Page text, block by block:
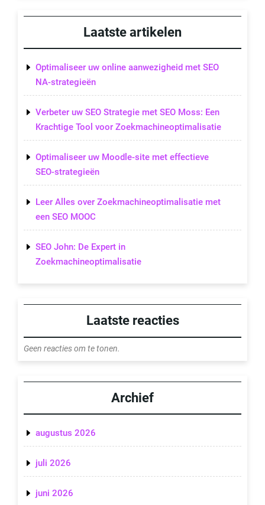
Laatste artikelen
Optimaliseer uw online aanwezigheid met SEO
NA-strategieën
Verbeter uw SEO Strategie met SEO Moss: Een
Krachtige Tool voor Zoekmachineoptimalisatie
Optimaliseer uw Moodle-site met effectieve
SEO-strategieën
Leer Alles over Zoekmachineoptimalisatie met
een SEO MOOC
SEO John: De Expert in
Zoekmachineoptimalisatie
Laatste reacties
Geen reacties om te tonen.
Archief
augustus 2026
juli 2026
juni 2026